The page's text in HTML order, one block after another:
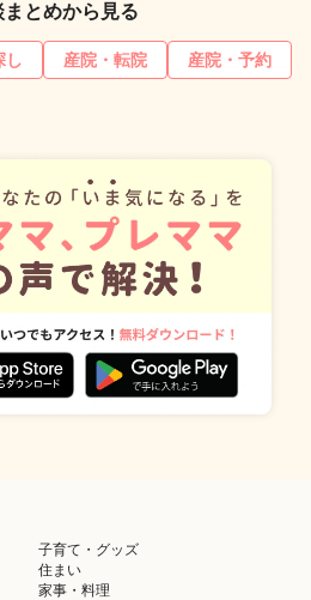
とめから見る
し 産院・転院
産院・予約
子育て・グッズ
住まい
家事・料理